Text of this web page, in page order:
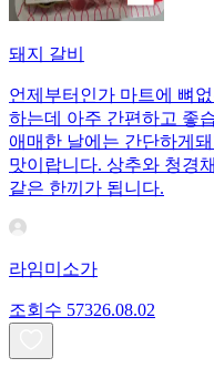
돼지 갈비
언제부터인가 마트에 뼈
하는데 아주 간편하고 좋
애매한 날에는 간단하게
맛이랍니다. 상추와 청경
같은 한끼가 됩니다.
라임미소가
조회수 57326.08.02